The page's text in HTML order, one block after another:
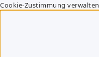
Cookie-Zustimmung verwalten